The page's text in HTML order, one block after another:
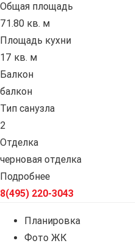
Общая площадь
71.80 кв. м
Площадь кухни
17 кв. м
Балкон
балкон
Тип санузла
2
Отделка
черновая отделка
Подробнее
8(495) 220-3043
Планировка
Фото ЖК